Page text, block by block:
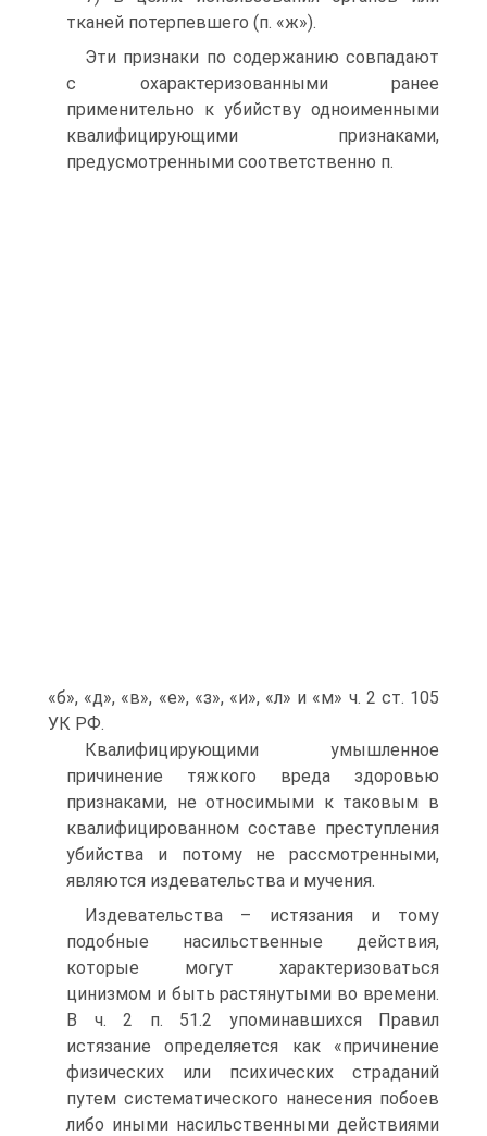
тканей потерпевшего (п. «ж»).
Эти признаки по содержанию совпадают
с охарактеризованными ранее
применительно к убийству одноименными
квалифицирующими признаками,
предусмотренными соответственно п.
«б», «д», «в», «е», «з», «и», «л» и «м» ч. 2 ст. 105
УК РФ.
Квалифицирующими умышленное
причинение тяжкого вреда здоровью
признаками, не относимыми к таковым в
квалифицированном составе преступления
убийства и потому не рассмотренными,
являются издевательства и мучения.
Издевательства – истязания и тому
подобные насильственные действия,
которые могут характеризоваться
цинизмом и быть растянутыми во времени.
В ч. 2 п. 51.2 упоминавшихся Правил
истязание определяется как «причинение
физических или психических страданий
путем систематического нанесения побоев
либо иными насильственными действиями